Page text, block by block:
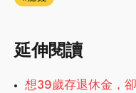
延伸閱讀
想39歲存退休金，